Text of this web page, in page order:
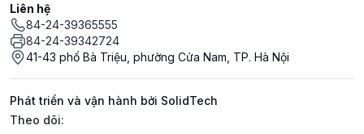
Liên hệ
84-24-39365555
84-24-39342724
41-43 phố Bà Triệu, phường Cửa Nam, TP. Hà Nội
Phát triển và vận hành bởi SolidTech
Mạng xã hội
Theo dõi: